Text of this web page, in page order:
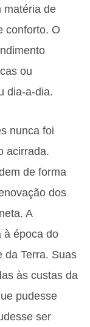
matéria de
conforto. O
ou
dia-a-dia.
nunca foi
acirrada.
de forma
dos
A
à época do
da Terra. Suas
às custas da
pudesse
ser